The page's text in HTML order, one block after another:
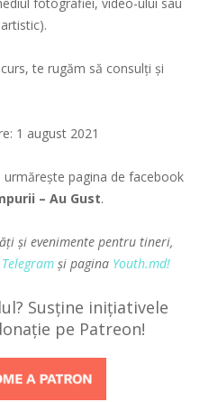
te rugăm să consulți și
1 august 2021
pagina de facebook
– Au Gust.
și evenimente pentru tineri,
Telegram și pagina Youth.md!
Susține inițiativele
pe Patreon!